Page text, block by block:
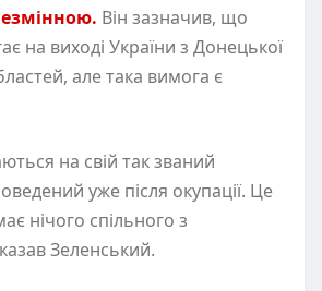
Він зазначив, що
на виході України з Донецької
але така вимога є
на свій так званий
уже після окупації. Це
нічого спільного з
Зеленський.